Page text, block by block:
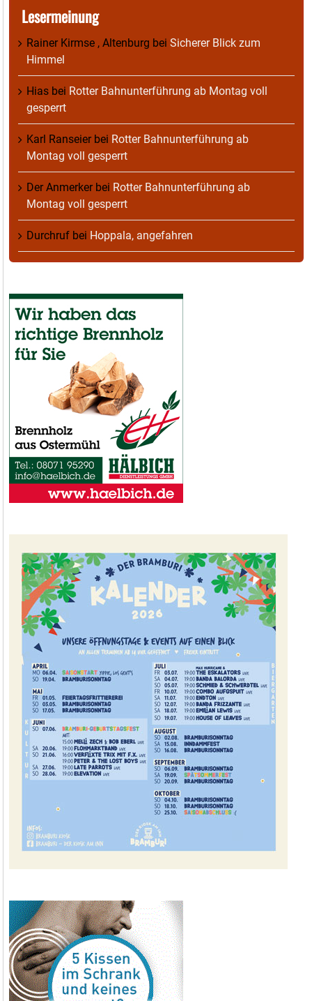
Lesermeinung
Rainer Kirmse , Altenburg bei Sicherer Blick zum
Himmel
Hias bei Rotter Bahnunterführung ab Montag voll
gesperrt
Karl Ranseierbei Rotter Bahnunterführung ab
Montag voll gesperrt
Der Anmerkerbei Rotter Bahnunterführung ab
Montag voll gesperrt
Durchruf bei Hoppala, angefahren